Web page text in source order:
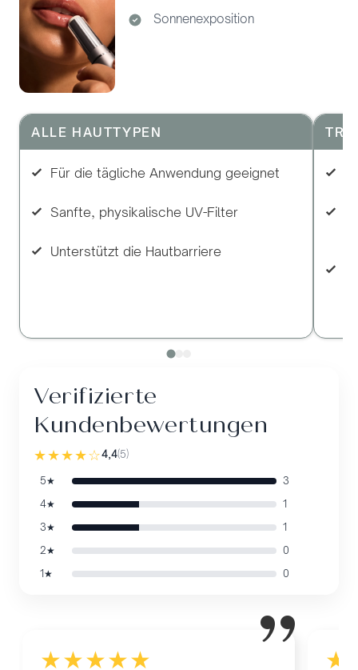
Sonnenexposition
ALLE HAUTTYPEN
Für die tägliche Anwendung geeignet
Sanfte, physikalische UV-Filter
Unterstützt die Hautbarriere
Verifizierte
Kundenbewertungen
★★★★☆4,4(5)
5★
3
4★
1
3★
1
2★
0
1★
0
★★★★★